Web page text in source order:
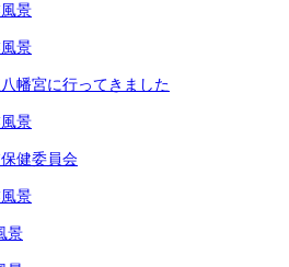
景
景
幡宮に行ってきました
景
健委員会
景
景